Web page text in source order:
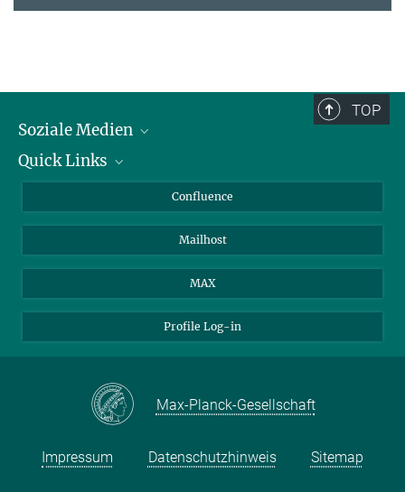
TOP
Soziale Medien
LinkedIn
YouTube
Quick Links
Für Journalisten und Journalistinnen
Über Tiere in der Forschung
Ihr Weg zu uns
Confluence
Mailhost
MAX
Profile Log-in
Max-Planck-Gesellschaft
Impressum Datenschutzhinweis Sitemap